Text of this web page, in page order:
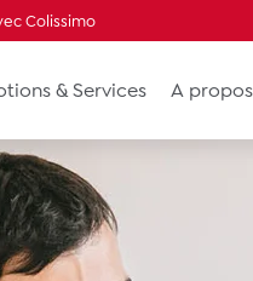
Colissimo
& Services A